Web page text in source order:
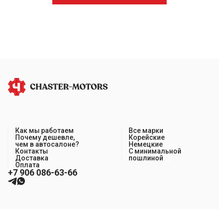
Как мы работаем
Почему дешевле,
чем в автосалоне?
Контакты
Доставка
Оплата
Все марки
Корейские
Немецкие
С минимальной
пошлиной
+7 906 086-63-66